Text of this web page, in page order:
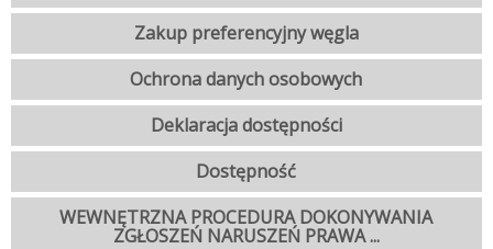
Zakup preferencyjny węgla
Ochrona danych osobowych
Deklaracja dostępności
Dostępność
WEWNĘTRZNA PROCEDURA DOKONYWANIA
ZGŁOSZEŃ NARUSZEŃ PRAWA ...